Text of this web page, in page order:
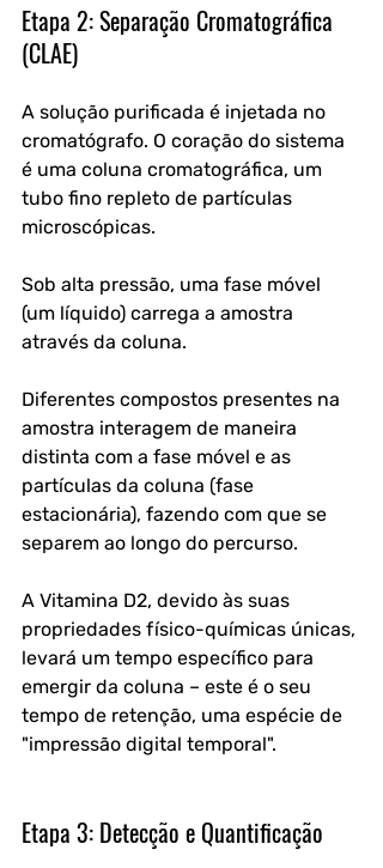
Etapa 2: Separação Cromatográfica
(CLAE)
A solução purificada é injetada no
cromatógrafo. O coração do sistema
é uma coluna cromatográfica, um
tubo fino repleto de partículas
microscópicas.
Sob alta pressão, uma fase móvel
(um líquido) carrega a amostra
através da coluna.
Diferentes compostos presentes na
amostra interagem de maneira
distinta com a fase móvel e as
partículas da coluna (fase
estacionária), fazendo com que se
separem ao longo do percurso.
A Vitamina D2, devido às suas
propriedades físico-químicas únicas,
levará um tempo específico para
emergir da coluna – este é o seu
tempo de retenção, uma espécie de
"impressão digital temporal".
Etapa 3: Detecção e Quantificação